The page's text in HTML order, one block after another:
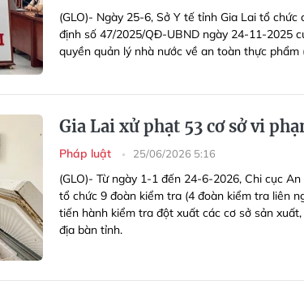
(GLO)- Ngày 25-6, Sở Y tế tỉnh Gia Lai tổ
định số 47/2025/QĐ-UBND ngày 24-11-2025
quyền quản lý nhà nước về an toàn thực phẩm
Gia Lai xử phạt 53 cơ sở vi
Pháp luật 25/06/2026 5:16
(GLO)- Từ ngày 1-1 đến 24-6-2026, Chi cục
tổ chức 9 đoàn kiểm tra (4 đoàn kiểm tra liên
tiến hành kiểm tra đột xuất các cơ sở sản
địa bàn tỉnh.